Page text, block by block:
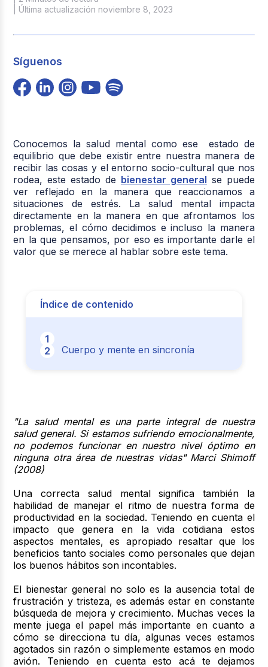
| Última actualización noviembre 8, 2023
Síguenos
Conocemos la salud mental como ese estado de
equilibrio que debe existir entre nuestra manera de
recibir las cosas y el entorno socio-cultural que nos
rodea, este estado de bienestar general se puede
ver reflejado en la manera que reaccionamos a
situaciones de estrés. La salud mental impacta
directamente en la manera en que afrontamos los
problemas, el cómo decidimos e incluso la manera
en la que pensamos, por eso es importante darle el
valor que se merece al hablar sobre este tema.
Índice de contenido
Cuerpo y mente en sincronía
"La salud mental es una parte integral de nuestra
salud general. Si estamos sufriendo emocionalmente,
no podemos funcionar en nuestro nivel óptimo en
ninguna otra área de nuestras vidas" Marci Shimoff
(2008)
Una correcta salud mental significa también la
habilidad de manejar el ritmo de nuestra forma de
productividad en la sociedad. Teniendo en cuenta el
impacto que genera en la vida cotidiana estos
aspectos mentales, es apropiado resaltar que los
beneficios tanto sociales como personales que dejan
los buenos hábitos son incontables.
El bienestar general no solo es la ausencia total de
frustración y tristeza, es además estar en constante
búsqueda de mejora y crecimiento. Muchas veces la
mente juega el papel más importante en cuanto a
cómo se direcciona tu día, algunas veces estamos
agotados sin razón o simplemente estamos en modo
avión. Teniendo en cuenta esto acá te dejamos